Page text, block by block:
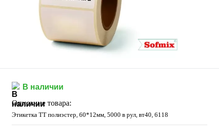
В наличии
Описание товара:
Этикетка ТТ полиэстер, 60*12мм, 5000 в рул, вт40, 6118